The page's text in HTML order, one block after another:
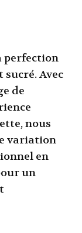
perfection
Avec
de
nous
variation
en
un